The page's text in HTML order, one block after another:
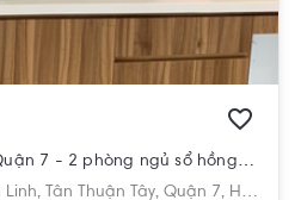
Bán căn hộ Eco Green Quận 7 - 2 phòng ngủ sổ hồng sẵn
Linh, Tân Thuận Tây, Quận 7, Hồ Chí Minh